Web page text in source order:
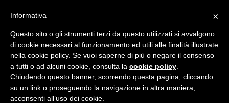
×
Informativa
Questo sito o gli strumenti terzi da questo utilizzati si avvalgono
di cookie necessari al funzionamento ed utili alle finalità illustrate
nella cookie policy. Se vuoi saperne di più o negare il consenso
a tutti o ad alcuni cookie, consulta la cookie policy
Chiudendo questo banner, scorrendo questa pagina, cliccando
su un link o proseguendo la navigazione in altra maniera,
acconsenti all’uso dei cookie.